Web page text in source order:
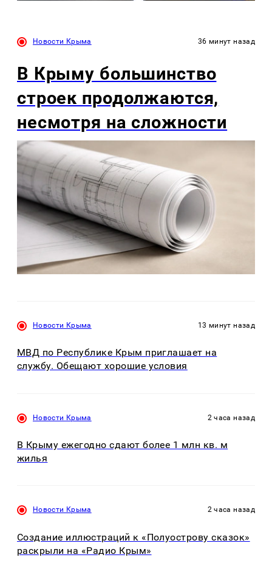
Новости Крыма 36 минут назад
В Крыму большинство
строек продолжаются,
несмотря на сложности
Новости Крыма 13 минут назад
МВД по Республике Крым приглашает на
службу. Обещают хорошие условия
Новости Крыма 2 часа назад
В Крыму ежегодно сдают более 1 млн кв. м
жилья
Новости Крыма 2 часа назад
Создание иллюстраций к «Полуострову сказок»
раскрыли на «Радио Крым»